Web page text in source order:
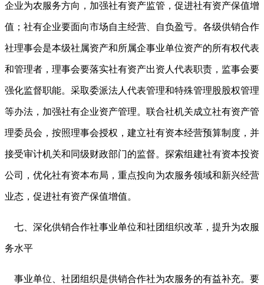
企业为农服务方向，加强社有资产监管，促进社有资产保值增
值；社有企业要面向市场自主经营、自负盈亏。各级供销合作
社理事会是本级社属资产和所属企事业单位资产的所有权代表
和管理者，理事会要落实社有资产出资人代表职责，监事会要
强化监督职能。采取委派法人代表管理和特殊管理股股权管理
等办法，加强社有企业资产管理。联合社机关成立社有资产管
理委员会，按照理事会授权，建立社有资本经营预算制度，并
接受审计机关和同级财政部门的监督。探索组建社有资本投资
公司，优化社有资本布局，重点投向为农服务领域和新兴经营
业态，促进社有资产保值增值。
七、深化供销合作社事业单位和社团组织改革，提升为农服
务水平
事业单位、社团组织是供销合作社为农服务的有益补充。要